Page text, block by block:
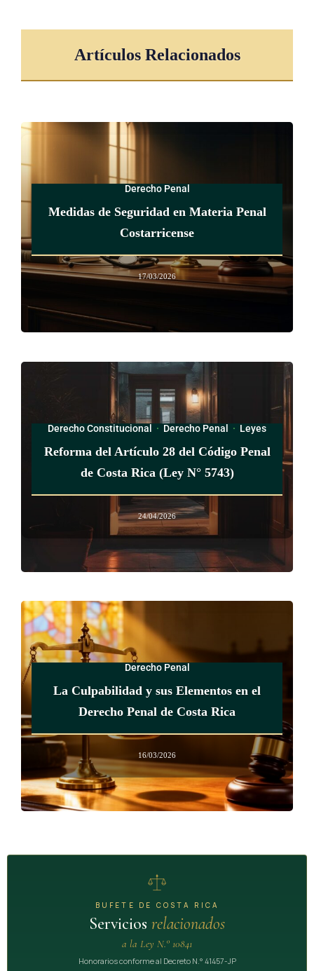
Artículos Relacionados
Derecho Penal
Medidas de Seguridad en Materia Penal
Costarricense
17/03/2026
Derecho Constitucional · Derecho Penal · Leyes
Reforma del Artículo 28 del Código Penal
de Costa Rica (Ley N° 5743)
24/04/2026
Derecho Penal
La Culpabilidad y sus Elementos en el
Derecho Penal de Costa Rica
16/03/2026
BUFETE DE COSTA RICA
Servicios relacionados
a la Ley N.° 10841
Honorarios conforme al Decreto N.° 41457-JP